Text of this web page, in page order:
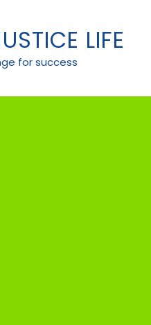
LIFE
for success